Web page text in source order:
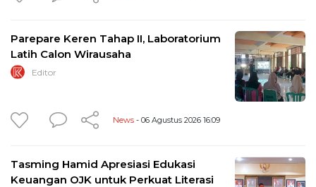
Parepare Keren Tahap II, Laboratorium
Latih Calon Wirausaha
Editor
News - 06 Agustus 2026 16:09
Tasming Hamid Apresiasi Edukasi
Keuangan OJK untuk Perkuat Literasi